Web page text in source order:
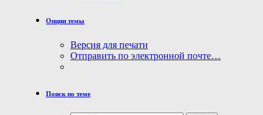
Опции темы
Версия для печати
Отправить по электронной почте…
Поиск по теме